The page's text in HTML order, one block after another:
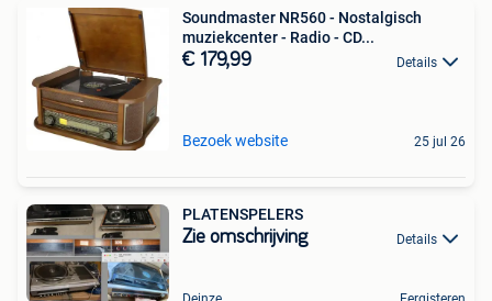
Soundmaster NR560 - Nostalgisch
muziekcenter - Radio - CD...
€ 179,99 Details
Bezoek website 25 jul 26
PLATENSPELERS
Zie omschrijving Details